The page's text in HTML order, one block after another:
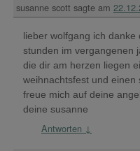
susanne scott sagte am
lieber wolfgang ich
stunden im vergangenen
die dir am herzen liegen
weihnachtsfest und einen
freue mich auf deine
deine susanne
Antworten ↓